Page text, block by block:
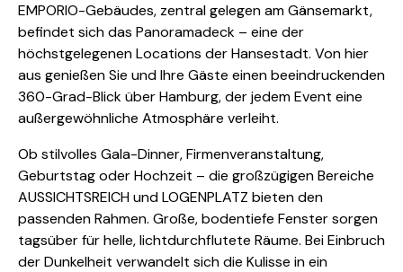
EMPORIO-Gebäudes, zentral gelegen am Gänsemarkt,
befindet sich das Panoramadeck – eine der
höchstgelegenen Locations der Hansestadt. Von hier
aus genießen Sie und Ihre Gäste einen beeindruckenden
360-Grad-Blick über Hamburg, der jedem Event eine
außergewöhnliche Atmosphäre verleiht.
Ob stilvolles Gala-Dinner, Firmenveranstaltung,
Geburtstag oder Hochzeit – die großzügigen Bereiche
AUSSICHTSREICH und LOGENPLATZ bieten den
passenden Rahmen. Große, bodentiefe Fenster sorgen
tagsüber für helle, lichtdurchflutete Räume. Bei Einbruch
der Dunkelheit verwandelt sich die Kulisse in ein